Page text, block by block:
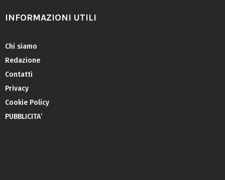
INFORMAZIONI UTILI
Chi siamo
Redazione
Contatti
Privacy
Cookie Policy
PUBBLICITA’